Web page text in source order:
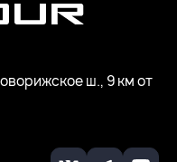
ш., 9 км от